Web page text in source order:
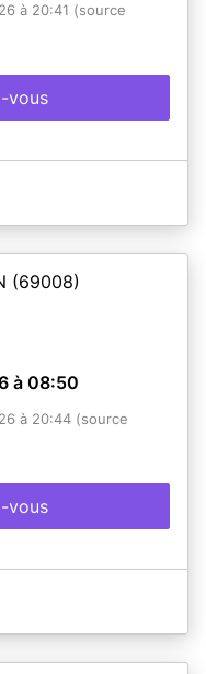
à 20:41 (source
vous
(69008)
à 08:50
à 20:44 (source
vous